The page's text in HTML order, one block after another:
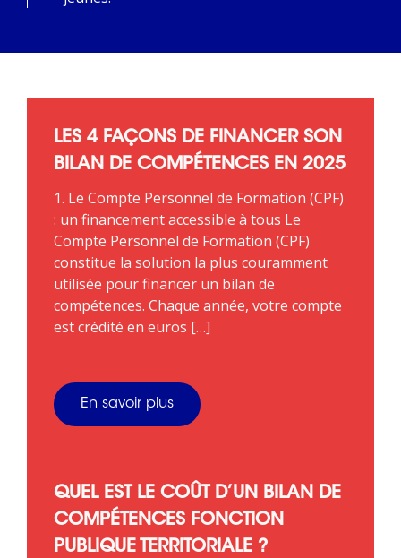
LES 4 FAÇONS DE FINANCER SON
BILAN DE COMPÉTENCES EN 2025
1. Le Compte Personnel de Formation (CPF)
: un financement accessible à tous Le
Compte Personnel de Formation (CPF)
constitue la solution la plus couramment
utilisée pour financer un bilan de
compétences. Chaque année, votre compte
est crédité en euros […]
En savoir plus
QUEL EST LE COÛT D’UN BILAN DE
COMPÉTENCES FONCTION
PUBLIQUE TERRITORIALE ?